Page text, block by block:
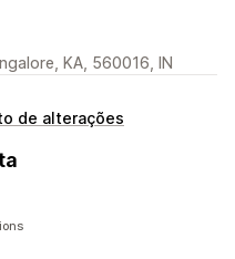
KA, 560016, IN
de alterações